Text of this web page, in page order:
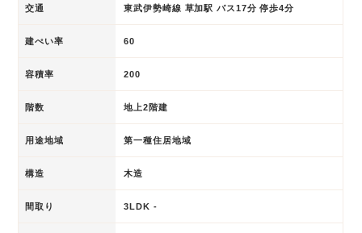
交通 東武伊勢崎線 草加駅 バス17分 停歩4分
建ぺい率 60
容積率 200
階数 地上2階建
用途地域 第一種住居地域
構造 木造
間取り 3LDK -